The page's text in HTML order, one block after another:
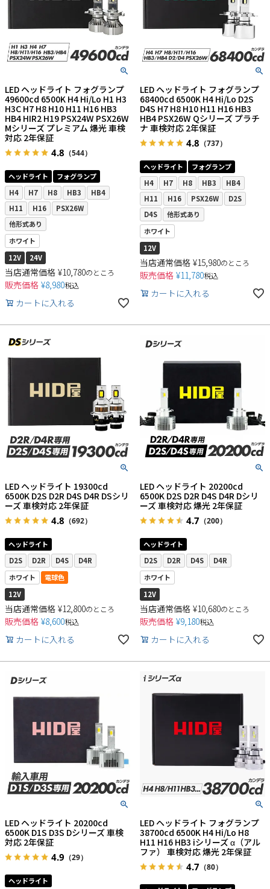
検索
LED ヘッドライト フォグランプ
49600cd 6500K H4 Hi/Lo H1 H3
H3C H7 H8 H10 H11 H16 HB3
HB4 HIR2 H19 PSX24W PSX26W
Mシリーズ プレミアム 爆光 車検
対応 2年保証
4.8 （544）
ヘッドライト
フォグランプ
H4
H7 H8 HB3
HB4
H11
H16
PSX26W
他形式あり
ホワイト
12V
24V
当店通常価格 ¥10,780のところ
販売価格 ¥8,980税込
カートに入れる
LED ヘッドライト フォグランプ
68400cd 6500K H4 Hi/Lo D2S
D4S H7 H8 H10 H11 H16 HB3
HB4 PSX26W Qシリーズ プラチ
ナ 車検対応 2年保証
4.8 （737）
ヘッドライト
フォグランプ
H4
H7 H8 HB3
HB4
H11
H16 PSX26W
D2S
D4S
他形式あり
ホワイト
12V
当店通常価格 ¥15,980のところ
販売価格 ¥11,780税込
カートに入れる
LED ヘッドライト 19300cd
6500K D2S D2R D4S D4R DSシリ
ーズ 車検対応 2年保証
4.8 （692）
ヘッドライト
D2S
D2R D4S
D4R
ホワイト
電球色
12V
当店通常価格 ¥12,800のところ
販売価格 ¥8,600税込
カートに入れる
LED ヘッドライト 20200cd
6500K D2S D2R D4S D4R Dシリ
ーズ 車検対応 爆光 2年保証
4.7 （200）
ヘッドライト
D2S
D2R D4S
D4R
ホワイト
12V
当店通常価格 ¥10,680のところ
販売価格 ¥9,180税込
カートに入れる
LED ヘッドライト 20200cd
6500K D1S D3S Dシリーズ 車検
対応 2年保証
4.9 （29）
ヘッドライト
LED ヘッドライト フォグランプ
38700cd 6500K H4 Hi/Lo H8
H11 H16 HB3 iシリーズ α（アル
ファ） 車検対応 爆光 2年保証
4.7 （80）